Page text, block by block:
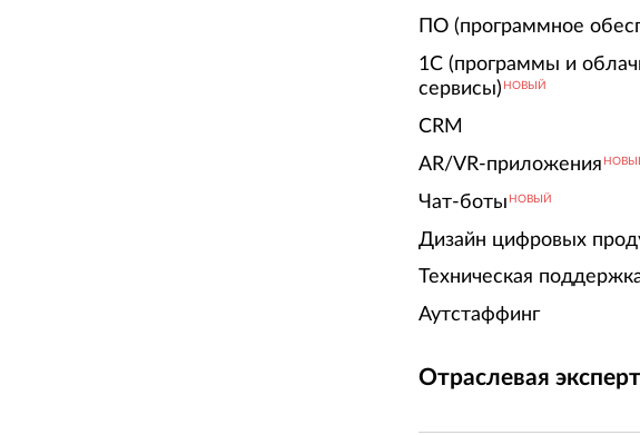
ПО (программное
1С (программы и
сервисы) НОВЫЙ
CRM
AR/VR-приложения
Чат-боты НОВЫЙ
Дизайн цифровых
Техническая
Аутстаффинг
Отраслевая